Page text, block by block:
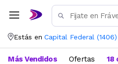
Estás en Capital Federal (1406)
Más Vendidos Ofertas 18